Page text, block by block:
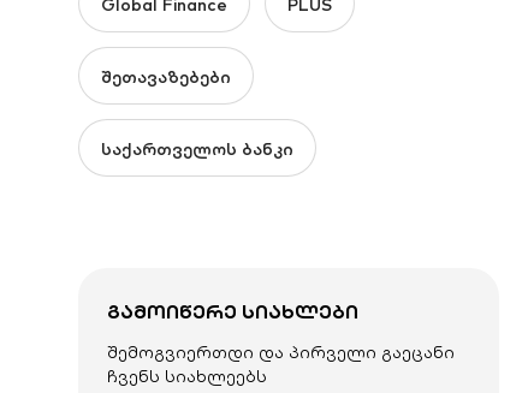
Global Finance PLUS
შეთავაზებები
საქართველოს ბანკი
ᲒᲐᲛᲝᲘᲬᲔᲠᲔ ᲡᲘᲐᲮᲚᲔᲑᲘ
შემოგვიერთდი და პირველი გაეცანი
ჩვენს სიახლეებს